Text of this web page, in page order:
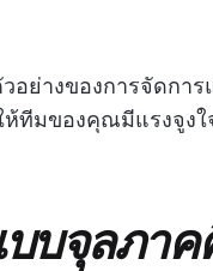
วอย่างของการจัดก
ทีมของคุณมีแรงจูง
บจุลภาค